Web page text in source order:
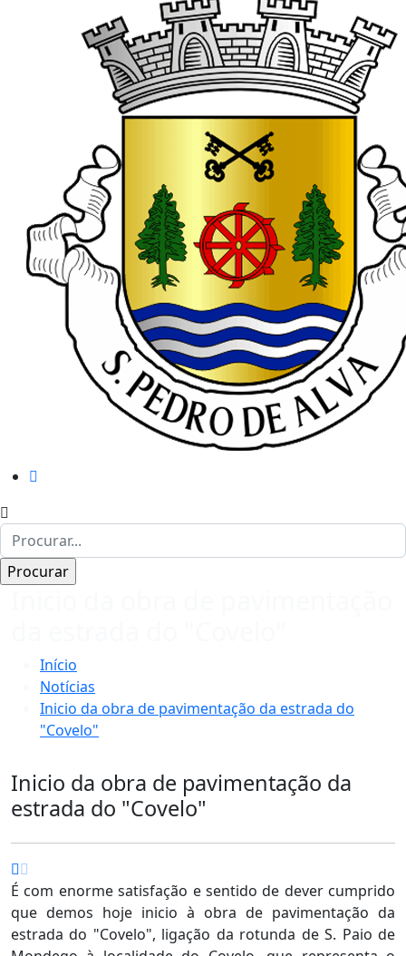
Início
Notícias
Inicio da obra de pavimentação da estrada do
"Covelo"
Inicio da obra de pavimentação da
estrada do "Covelo"
É com enorme satisfação e sentido de dever cumprido
que demos hoje inicio à obra de pavimentação da
estrada do "Covelo", ligação da rotunda de S. Paio de